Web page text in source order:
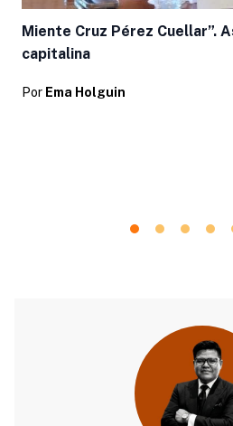
Miente Cruz Pérez Cuellar”.
capitalina
Por Ema Holguin